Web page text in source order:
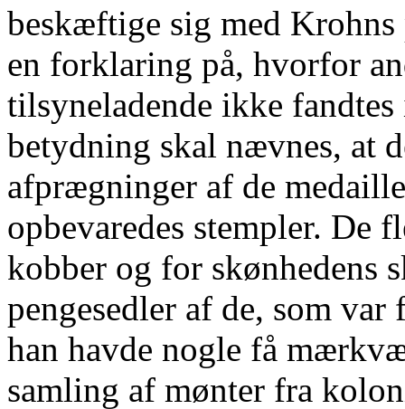
beskæftige sig med
en forklaring på, hvorfor
tilsyneladende ikke
betydning skal nævnes, at
afprægninger af de
opbevaredes stempler. De
kobber og for skønhedens
pengesedler af de, som
han havde nogle få
samling af mønter fra